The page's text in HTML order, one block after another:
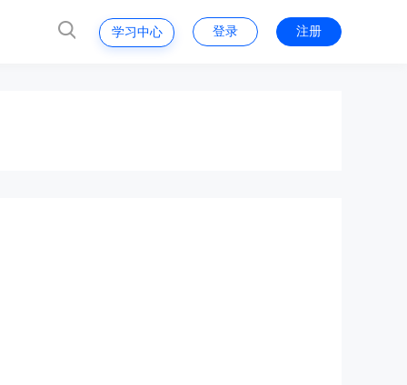
学习中心 登录 注册